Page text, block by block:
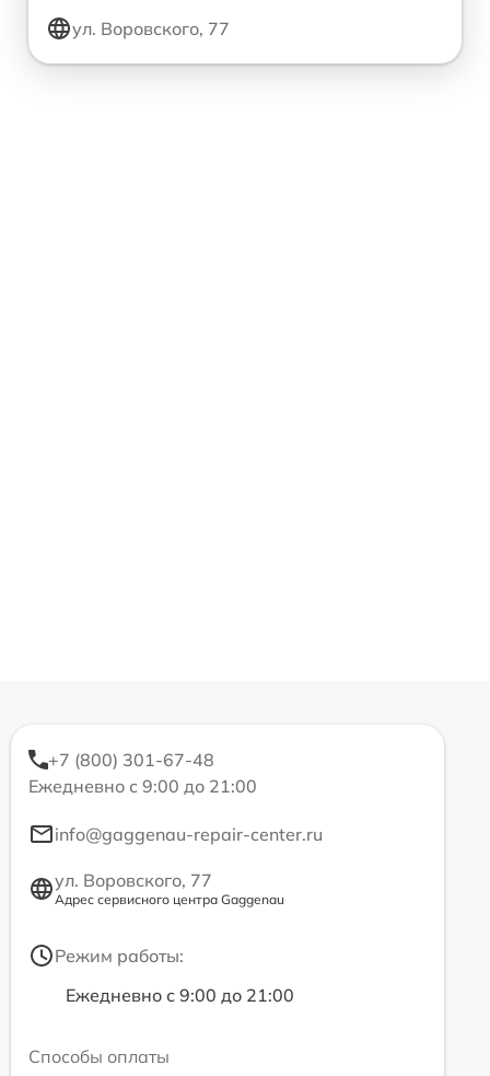
ул. Воровского, 77
+7 (800) 301-67-48
Ежедневно с 9:00 до 21:00
info@gaggenau-repair-center.ru
ул. Воровского, 77
Адрес сервисного центра Gaggenau
Режим работы:
Ежедневно с 9:00 до 21:00
Способы оплаты